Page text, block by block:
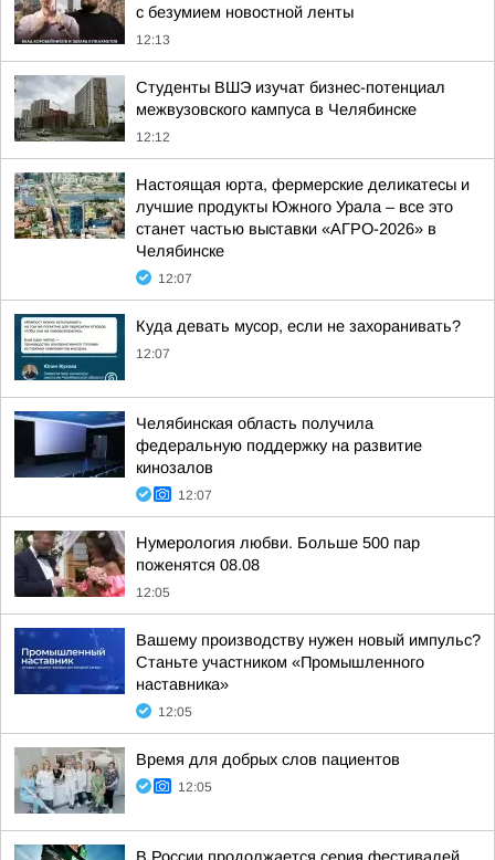
с безумием новостной ленты
12:13
Студенты ВШЭ изучат бизнес-потенциал
межвузовского кампуса в Челябинске
12:12
Настоящая юрта, фермерские деликатесы и
лучшие продукты Южного Урала – все это
станет частью выставки «АГРО-2026» в
Челябинске
12:07
Куда девать мусор, если не захоранивать?
12:07
Челябинская область получила
федеральную поддержку на развитие
кинозалов
12:07
Нумерология любви. Больше 500 пар
поженятся 08.08
12:05
Вашему производству нужен новый импульс?
Станьте участником «Промышленного
наставника»
12:05
Время для добрых слов пациентов
12:05